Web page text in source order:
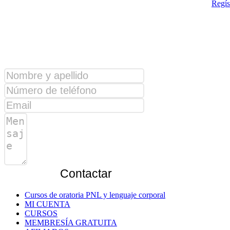
Contactar
Cursos de oratoria PNL y lenguaje corporal
MI CUENTA
CURSOS
MEMBRESÍA GRATUITA